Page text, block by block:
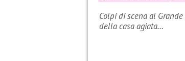
Colpi di scena al
della casa agiata…